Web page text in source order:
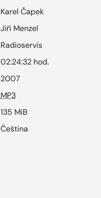
Karel Čapek
Jiří Menzel
Radioservis
02:24:32 hod.
2007
MP3
135 MiB
Čeština